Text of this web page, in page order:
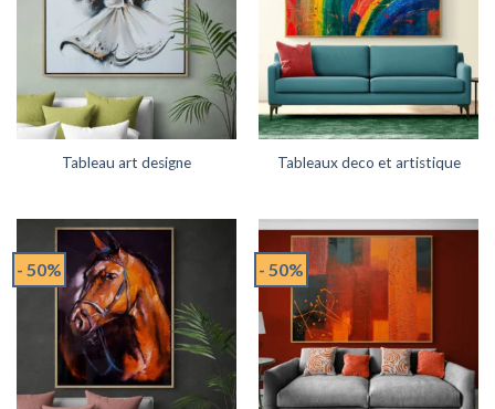
Tableau art designe Tableaux deco et artistique
- 50% - 50%